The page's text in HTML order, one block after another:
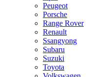
Peugeot
Porsche
Range Rover
Renault
Ssangyong
Subaru
Suzuki
Toyota